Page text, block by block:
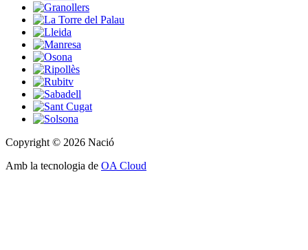
Copyright © 2026 Nació
Amb la tecnologia de OA Cloud